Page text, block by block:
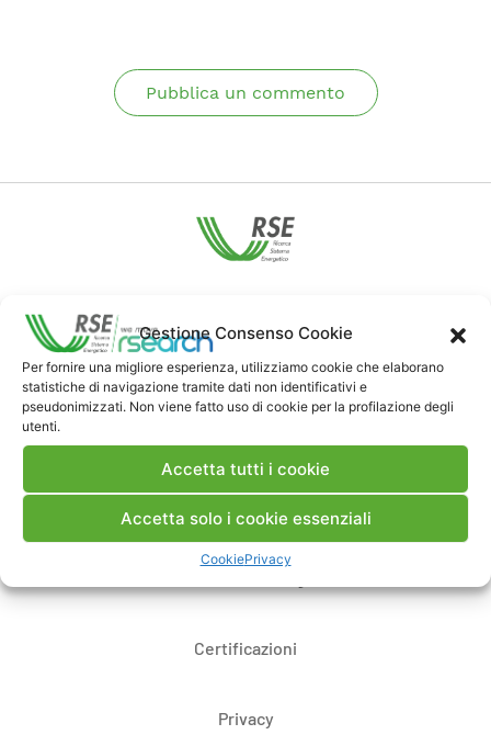
Gestione Consenso Cookie
Per fornire una migliore esperienza, utilizziamo cookie che elaborano
statistiche di navigazione tramite dati non identificativi e
pseudonimizzati. Non viene fatto uso di cookie per la profilazione degli
utenti.
Accetta tutti i cookie
Accetta solo i cookie essenziali
CookiePrivacy
Pubblica un commento
Note Legali
Bandi di gara e contratti
Certificazioni
Privacy